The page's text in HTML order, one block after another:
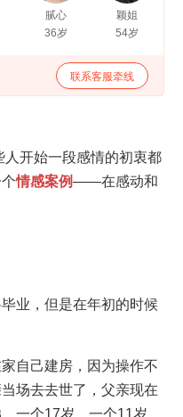
腻心
36岁
颖姐
54岁
联系客服牵线
开始一段感情的初衷都
情感案例——在感动和
业，但是在年初的时候
自己建房，因为操作不
场去去世了，父亲现在
一个17岁，一个11岁。